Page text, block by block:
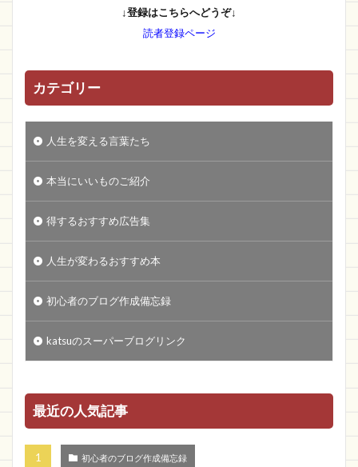
↓登録はこちらへどうぞ↓
読者登録ページ
カテゴリー
人生を変える言葉たち
本当にいいものご紹介
得するおすすめ広告集
人生が変わるおすすめ本
初心者のブログ作成備忘録
katsuのスーパーブログリンク
最近の人気記事
初心者のブログ作成備忘録